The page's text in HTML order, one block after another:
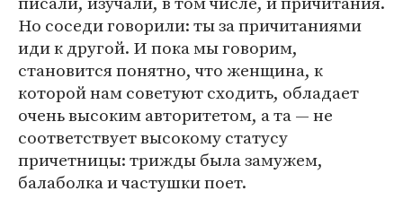
Но соседи говорили: ты за причитаниями
иди к другой. И пока мы говорим,
становится понятно, что женщина, к
которой нам советуют сходить, обладает
очень высоким авторитетом, а та — не
соответствует высокому статусу
причетницы: трижды была замужем,
балаболка и частушки поет.